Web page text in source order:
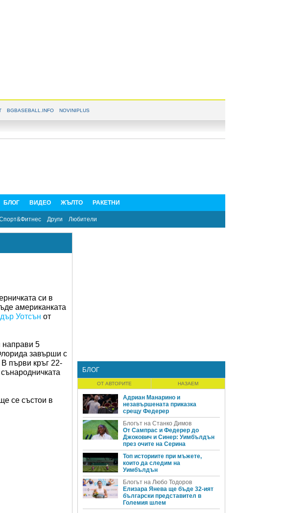
BGBASEBALL.INFO NOVINIPLUS
БЛОГ ВИДЕО ЖЪЛТО РАКЕТНИ
Други Любители
си в
американката
Уотсън от
5
завърши с
първи кръг 22-
се състои в
БЛОГ
ОТ АВТОРИТЕ НАЗАЕМ
Адриан Манарино и
незавършената приказка
срещу Федерер
Блогът на Станко Димов
От Сампрас и Федерер до
Джокович и Синер: Уимбълдън
през очите на Серина
Топ историите при мъжете,
които да следим на
Уимбълдън
Блогът на Любо Тодоров
Елизара Янева ще бъде 32-ият
български представител в
Големия шлем